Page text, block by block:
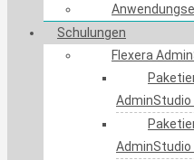
Schulungen
Flexera
AdminStudio
AdminStudio